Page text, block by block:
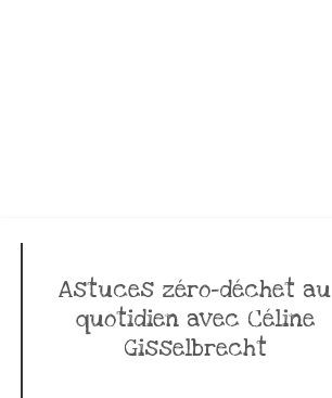
Astuces zéro-déchet au
quotidien avec Céline
Gisselbrecht